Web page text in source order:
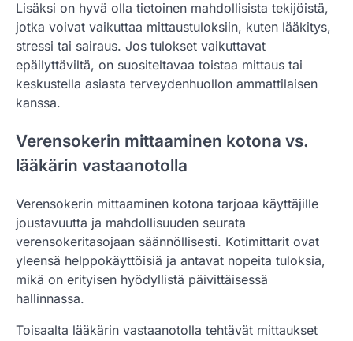
Lisäksi on hyvä olla tietoinen mahdollisista tekijöistä,
jotka voivat vaikuttaa mittaustuloksiin, kuten lääkitys,
stressi tai sairaus. Jos tulokset vaikuttavat
epäilyttäviltä, on suositeltavaa toistaa mittaus tai
keskustella asiasta terveydenhuollon ammattilaisen
kanssa.
Verensokerin mittaaminen kotona vs.
lääkärin vastaanotolla
Verensokerin mittaaminen kotona tarjoaa käyttäjille
joustavuutta ja mahdollisuuden seurata
verensokeritasojaan säännöllisesti. Kotimittarit ovat
yleensä helppokäyttöisiä ja antavat nopeita tuloksia,
mikä on erityisen hyödyllistä päivittäisessä
hallinnassa.
Toisaalta lääkärin vastaanotolla tehtävät mittaukset